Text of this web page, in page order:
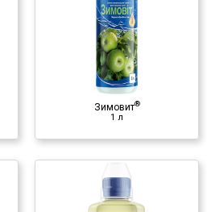
Зимовит®
1 л